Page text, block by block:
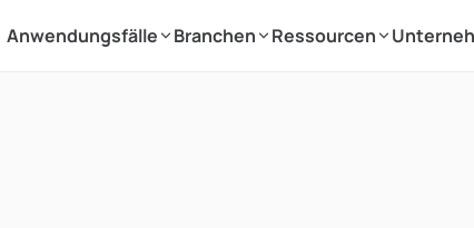
Anwendungsfälle
Branchen Ressourcen